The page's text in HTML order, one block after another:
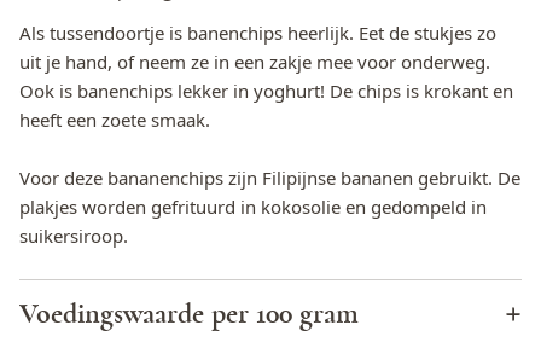
Als tussendoortje is banenchips heerlijk. Eet de stukjes zo
uit je hand, of neem ze in een zakje mee voor onderweg.
Ook is banenchips lekker in yoghurt! De chips is krokant en
heeft een zoete smaak.
Voor deze bananenchips zijn Filipijnse bananen gebruikt. De
plakjes worden gefrituurd in kokosolie en gedompeld in
suikersiroop.
Voedingswaarde per 100 gram